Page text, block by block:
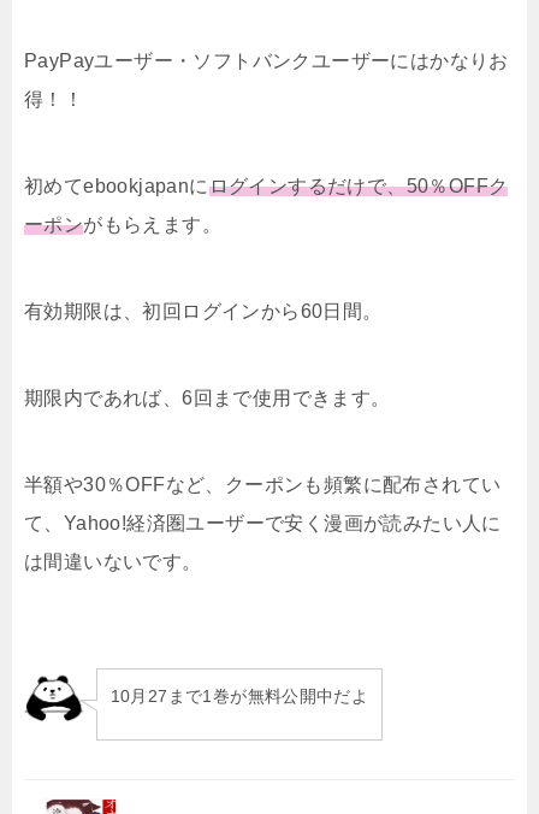
PayPayユーザー・ソフトバンクユーザーにはかなりお
得！！
初めてebookjapanにログインするだけで、50％OFFク
ーポンがもらえます。
有効期限は、初回ログインから60日間。
期限内であれば、6回まで使用できます。
半額や30％OFFなど、クーポンも頻繁に配布されてい
て、Yahoo!経済圏ユーザーで安く漫画が読みたい人に
は間違いないです。
10月27まで1巻が無料公開中だよ